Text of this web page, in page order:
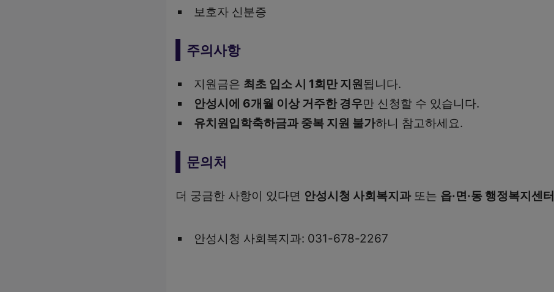
보호자 신분증
주의사항
지원금은 최초 입소 시 1회만 지원됩니다.
안성시에 6개월 이상 거주한 경우만 신청할 수 있습니다.
유치원입학축하금과 중복 지원 불가하니 참고하세요.
문의처
더 궁금한 사항이 있다면 안성시청 사회복지과또는 읍·면·동 행정복지센터
안성시청 사회복지과: 031-678-2267